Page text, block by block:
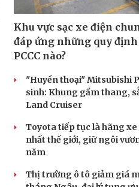
Khu vực sạc xe điện
đáp ứng những quy
PCCC nào?
"Huyền thoại" Mitsubishi
sinh: Khung gầm thang,
Land Cruiser
Toyota tiếp tục là hãng xe
nhất thế giới, giữ ngôi
năm
Thị trường ô tô giảm giá